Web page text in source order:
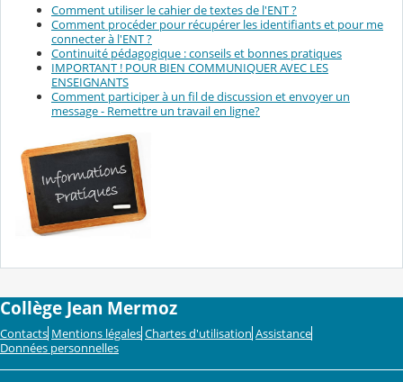
Comment utiliser le cahier de textes de l'ENT ?
Comment procéder pour récupérer les identifiants et pour me
connecter à l'ENT ?
Continuité pédagogique : conseils et bonnes pratiques
IMPORTANT ! POUR BIEN COMMUNIQUER AVEC LES
ENSEIGNANTS
Comment participer à un fil de discussion et envoyer un
message - Remettre un travail en ligne?
Collège Jean Mermoz
Contacts Mentions légales Chartes d'utilisation Assistance
Données personnelles